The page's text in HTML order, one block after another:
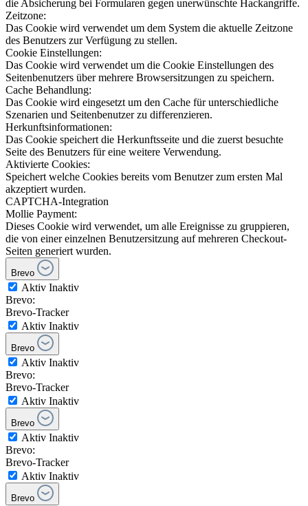
die Absicherung bei Formularen gegen unerwünschte Hackangriffe.
Zeitzone:
Das Cookie wird verwendet um dem System die aktuelle Zeitzone
des Benutzers zur Verfügung zu stellen.
Cookie Einstellungen:
Das Cookie wird verwendet um die Cookie Einstellungen des
Seitenbenutzers über mehrere Browsersitzungen zu speichern.
Cache Behandlung:
Das Cookie wird eingesetzt um den Cache für unterschiedliche
Szenarien und Seitenbenutzer zu differenzieren.
Herkunftsinformationen:
Das Cookie speichert die Herkunftsseite und die zuerst besuchte
Seite des Benutzers für eine weitere Verwendung.
Aktivierte Cookies:
Speichert welche Cookies bereits vom Benutzer zum ersten Mal
akzeptiert wurden.
CAPTCHA-Integration
Mollie Payment:
Dieses Cookie wird verwendet, um alle Ereignisse zu gruppieren,
die von einer einzelnen Benutzersitzung auf mehreren Checkout-
Seiten generiert wurden.
Brevo
Aktiv Inaktiv
Brevo:
Brevo-Tracker
Aktiv Inaktiv
Brevo
Aktiv Inaktiv
Brevo:
Brevo-Tracker
Aktiv Inaktiv
Brevo
Aktiv Inaktiv
Brevo:
Brevo-Tracker
Aktiv Inaktiv
Brevo